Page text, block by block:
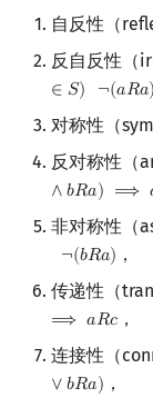
DP 优化
其它 DP 方法
后缀树
Manacher
回文树
序列自动机
最小表示法
Lyndon 分解
Main–Lorentz 算
卢卡斯定理
同余方程
二次剩余
阶 & 原根
离散对数
高次剩余 & 单位根
数论分块
普通生成函数
指数生成函数
图论计数
C++ 中的应用
参考资料与拓展
二叉搜索树 & 平
跳表
可持久化数据结
树套树
K-D Tree
动态树
析合树
最小环
2-SAT
欧拉图
哈密顿图
二分图
平面图
弦图
Garsia–Wachs
15-puzzle
Kahan 求和
珂朵莉树/颜色
空间优化简介
自反性（
反自反性（
∈ 𝑆) ¬(𝑎𝑅𝑎)
对称性（
反对称性（
∧𝑏𝑅𝑎) ⟹
非对称性（
¬(𝑏𝑅𝑎) ，
传递性（
⟹ 𝑎𝑅𝑐，
连接性（
∨𝑏𝑅𝑎) ，